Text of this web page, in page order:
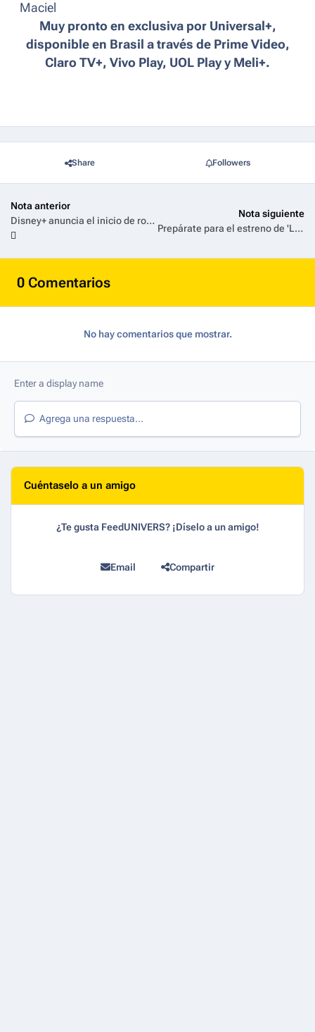
Maciel
Muy pronto en exclusiva por Universal+,
disponible en Brasil a través de Prime Video,
Claro TV+, Vivo Play, UOL Play y Meli+.
Share Followers
Nota anterior
Disney+ anuncia el inicio de rodaje de la nueva temporada de Soy Luna, que reúne a gran parte del elenco original que cautivó a Latinoamérica y Europa
Nota siguiente
Prepárate para el estreno de 'La Edad Dorada' recordando los momentos más destacados de la última temporada
0 Comentarios
No hay comentarios que mostrar.
Agrega una respuesta...
Cuéntaselo a un amigo
¿Te gusta FeedUNIVERS? ¡Díselo a un amigo!
Email Compartir